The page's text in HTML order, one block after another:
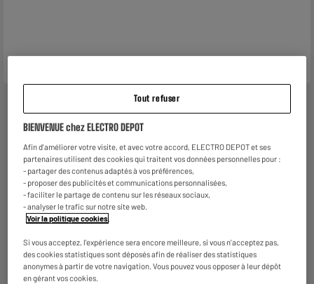
CHARGEUR
NON-INCLUS
Garantie :2 ans
Jusqu'enaoût 2028
Tout refuser
BIENVENUE chez ELECTRO DEPOT
Afin d'améliorer votre visite, et avec votre accord, ELECTRO DEPOT et ses
partenaires utilisent des cookies qui traitent vos données personnelles pour :
- partager des contenus adaptés à vos préférences,
- proposer des publicités et communications personnalisées,
- faciliter le partage de contenu sur les réseaux sociaux,
- analyser le trafic sur notre site web.
Voir la politique cookies.
Si vous acceptez, l'expérience sera encore meilleure, si vous n'acceptez pas,
des cookies statistiques sont déposés afin de réaliser des statistiques
anonymes à partir de votre navigation. Vous pouvez vous opposer à leur dépôt
en gérant vos cookies.